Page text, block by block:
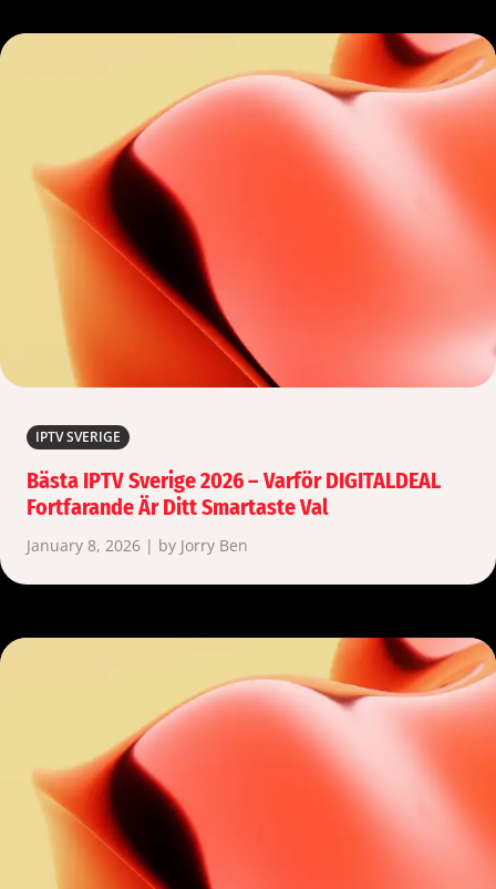
IPTV SVERIGE
Bästa IPTV Sverige 2026 – Varför DIGITALDEAL
Fortfarande Är Ditt Smartaste Val
January 8, 2026 | by Jorry Ben